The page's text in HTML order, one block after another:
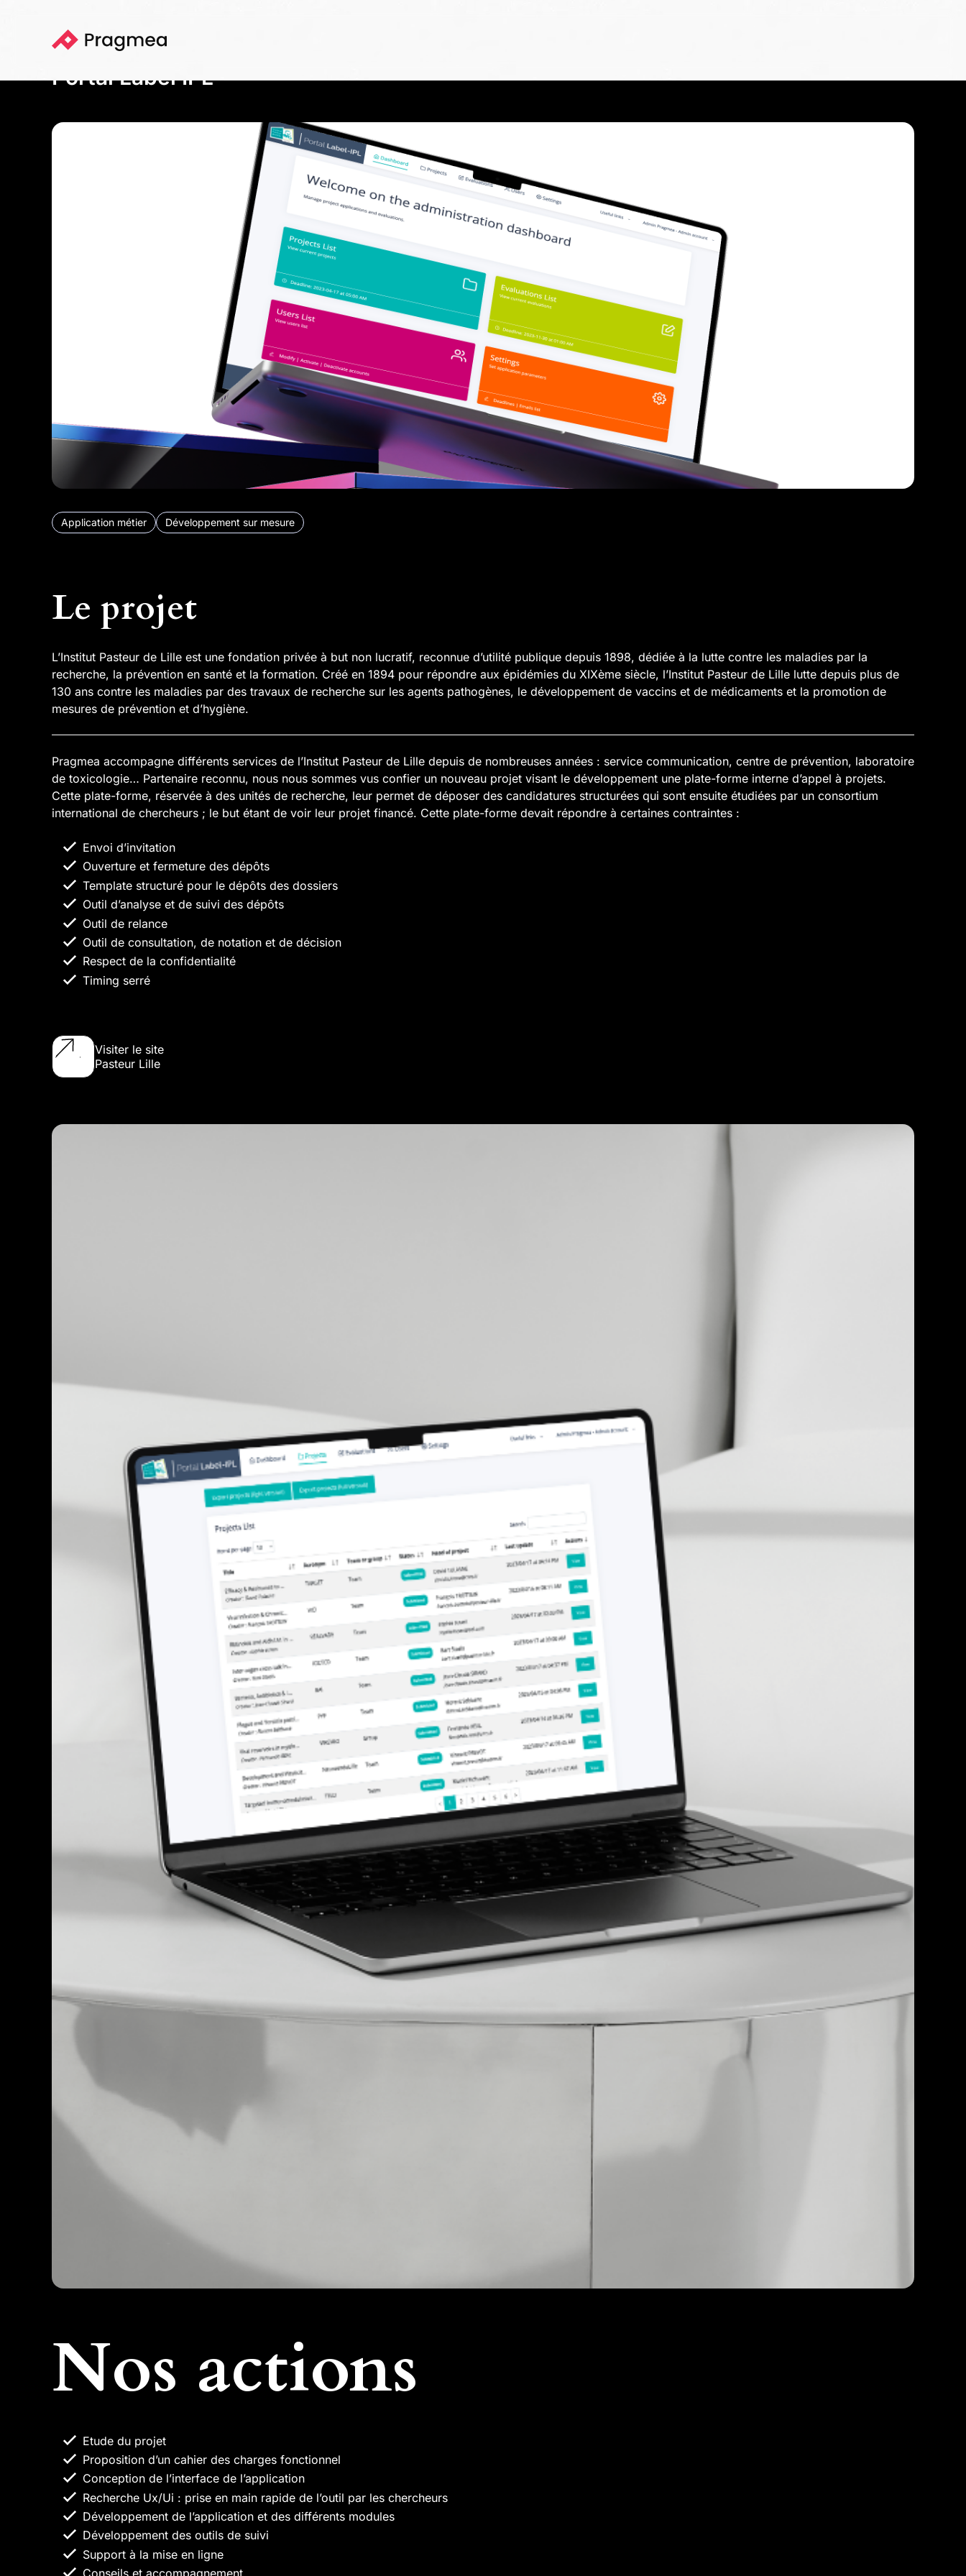
Portfolio
Portal Label IPL
Application métier Développement sur mesure
Le projet
L’Institut Pasteur de Lille est une fondation privée à but non lucratif, reconnue d’utilité publique depuis 1898, dédiée à la lutte contre les maladies par la
recherche, la prévention en santé et la formation. Créé en 1894 pour répondre aux épidémies du XIXème siècle, l’Institut Pasteur de Lille lutte depuis plus de
130 ans contre les maladies par des travaux de recherche sur les agents pathogènes, le développement de vaccins et de médicaments et la promotion de
mesures de prévention et d’hygiène.
Pragmea accompagne différents services de l’Institut Pasteur de Lille depuis de nombreuses années : service communication, centre de prévention, laboratoire
de toxicologie… Partenaire reconnu, nous nous sommes vus confier un nouveau projet visant le développement une plate-forme interne d’appel à projets.
Cette plate-forme, réservée à des unités de recherche, leur permet de déposer des candidatures structurées qui sont ensuite étudiées par un consortium
international de chercheurs ; le but étant de voir leur projet financé. Cette plate-forme devait répondre à certaines contraintes :
Envoi d’invitation
Ouverture et fermeture des dépôts
Template structuré pour le dépôts des dossiers
Outil d’analyse et de suivi des dépôts
Outil de relance
Outil de consultation, de notation et de décision
Respect de la confidentialité
Timing serré
Visiter le site
Pasteur Lille
Nos actions
Etude du projet
Proposition d’un cahier des charges fonctionnel
Conception de l’interface de l’application
Recherche Ux/Ui : prise en main rapide de l’outil par les chercheurs
Développement de l’application et des différents modules
Développement des outils de suivi
Support à la mise en ligne